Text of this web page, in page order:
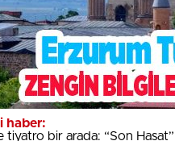
haber:
tiyatro bir arada: “Son
haber:
tiyatro bir arada: “Son